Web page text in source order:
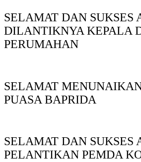
SELAMAT DAN SUKSES
DILANTIKNYA KEPALA
PERUMAHAN
SELAMAT
PUASA BAPRIDA
SELAMAT DAN SUKSES
PELANTIKAN PEMDA